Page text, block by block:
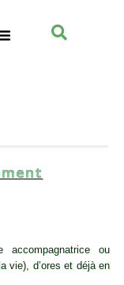
ou
vie), d’ores et déjà en